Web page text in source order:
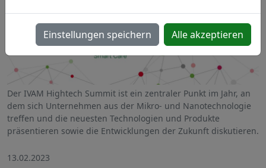
Der IVAM Hightech Summit ist ein zentraler Punkt im Jahr, an
dem sich Unternehmen aus der Mikro- und Nanotechnologie
treffen und die neuesten Technologien und Produkte
präsentieren sowie die Entwicklungen der Zukunft diskutieren.
13.02.2023
Einstellungen speichern Alle akzeptieren